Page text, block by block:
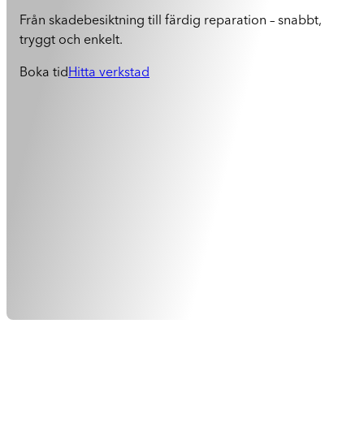
Från skadebesiktning till färdig reparation – snabbt,
tryggt och enkelt.
Boka tid Hitta verkstad